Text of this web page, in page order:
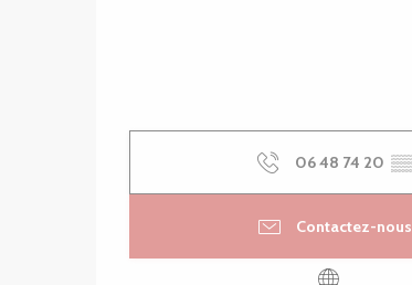
06 48 74 20 ▒▒
Contactez-nous